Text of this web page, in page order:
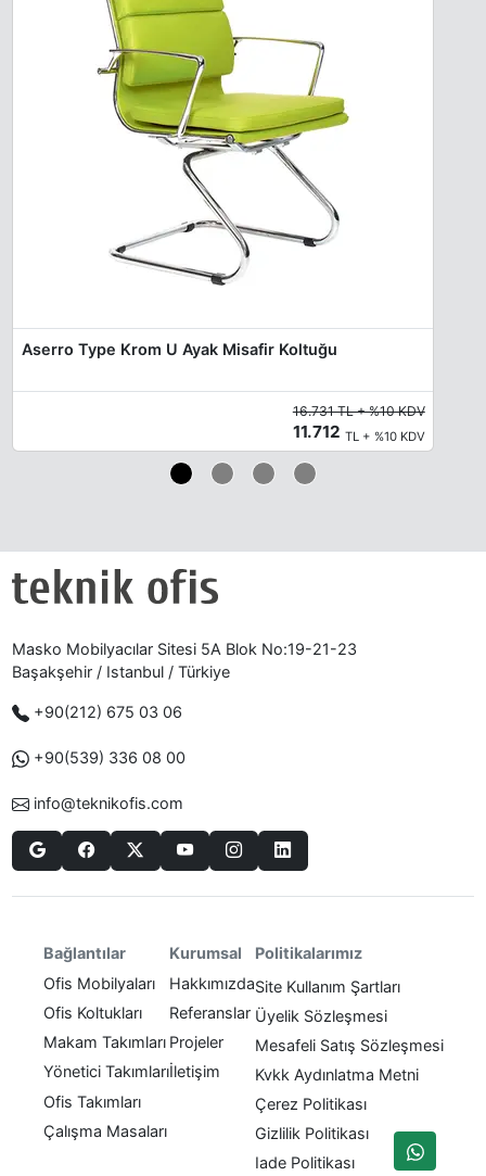
Aserro Type Krom U Ayak Misafir Koltuğu
16.731 TL + %10 KDV
11.712 TL + %10 KDV
Masko Mobilyacılar Sitesi 5A Blok No:19-21-23
Başakşehir / Istanbul / Türkiye
+90(212) 675 03 06
+90(539) 336 08 00
info@teknikofis.com
Bağlantılar
Ofis Mobilyaları
Ofis Koltukları
Makam Takımları
Yönetici Takımları
Ofis Takımları
Çalışma Masaları
Kurumsal
Hakkımızda
Referanslar
Projeler
İletişim
Politikalarımız
Site Kullanım Şartları
Üyelik Sözleşmesi
Mesafeli Satış Sözleşmesi
Kvkk Aydınlatma Metni
Çerez Politikası
Gizlilik Politikası
Iade Politikası